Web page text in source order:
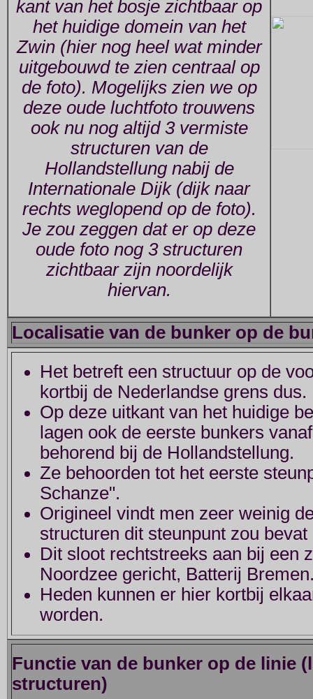
kant van het bosje zichtbaar op
het huidige domein van het
Zwin (hier nog heel wat minder
uitgebouwd te zien centraal op
de foto). Mogelijks zien we op
deze oude luchtfoto trouwens
ook nu nog altijd 3 vermiste
structuren van de
Hollandstellung nabij de
Internationale Dijk (dijk naar
rechts weglopend op de foto).
Je zou zeggen dat er op deze
oude foto nog 3 structuren
zichtbaar zijn noordelijk
hiervan.
Localisatie van de bunker op de
Het betreft een structuur op de
kortbij de Nederlandse grens dus.
Op deze uitkant van het huidige
lagen ook de eerste bunkers
behorend bij de Hollandstellung.
Ze behoorden tot het eerste
Schanze".
Origineel vindt men zeer weinig
structuren dit steunpunt zou bevat
Dit sloot rechtstreeks aan bij een
Noordzee gericht, Batterij
Heden kunnen er hier kortbij
worden.
Functie van de bunker op de linie
structuren)